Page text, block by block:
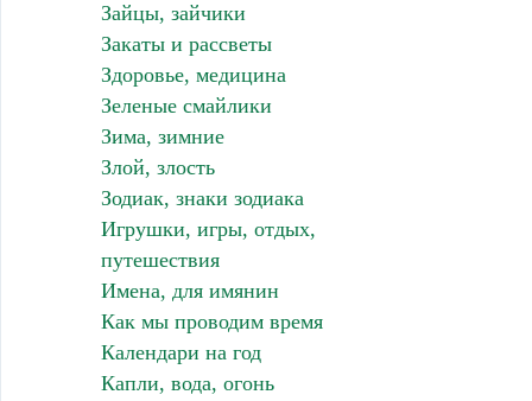
Зайцы, зайчики
Закаты и рассветы
Здоровье, медицина
Зеленые смайлики
Зима, зимние
Злой, злость
Зодиак, знаки зодиака
Игрушки, игры, отдых,
путешествия
Имена, для имянин
Как мы проводим время
Календари на год
Капли, вода, огонь